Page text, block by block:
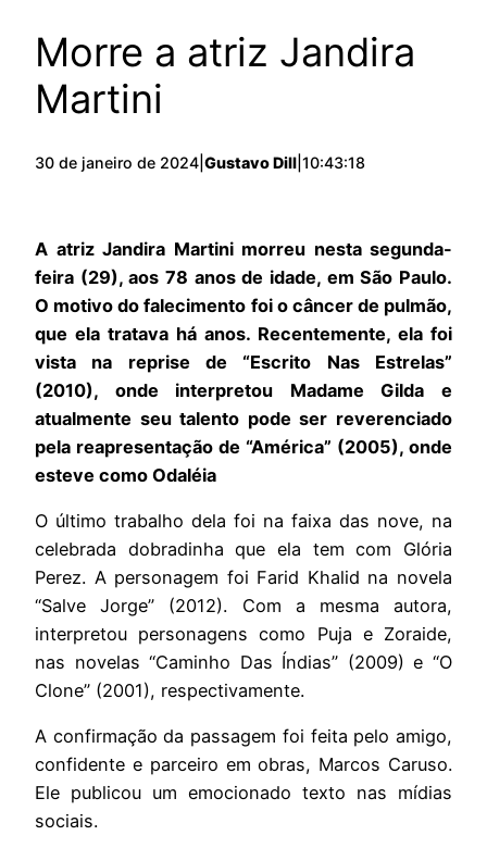
Morre a atriz Jandira
Martini
30 de janeiro de 2024 Gustavo Dill 10:43:18
A atriz Jandira Martini morreu nesta segunda-
feira (29), aos 78 anos de idade, em São Paulo.
O motivo do falecimento foi o câncer de pulmão,
que ela tratava há anos. Recentemente, ela foi
vista na reprise de “Escrito Nas Estrelas”
(2010), onde interpretou Madame Gilda e
atualmente seu talento pode ser reverenciado
pela reapresentação de “América” (2005), onde
esteve como Odaléia
O último trabalho dela foi na faixa das nove, na
celebrada dobradinha que ela tem com Glória
Perez. A personagem foi Farid Khalid na novela
“Salve Jorge” (2012). Com a mesma autora,
interpretou personagens como Puja e Zoraide,
nas novelas “Caminho Das Índias” (2009) e “O
Clone” (2001), respectivamente.
A confirmação da passagem foi feita pelo amigo,
confidente e parceiro em obras, Marcos Caruso.
Ele publicou um emocionado texto nas mídias
sociais.